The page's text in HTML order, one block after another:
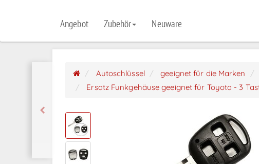
Angebot Zubehör Neuware
Autoschlüssel geeignet für die Marken
Ersatz Funkgehäuse geeignet für Toyota - 3